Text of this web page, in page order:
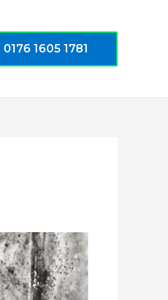
0176 1605 1781